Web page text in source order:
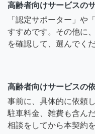
高齢者向けサービスの
「認定サポーター」や
すすめです。その他に
を確認して、選んでくだ
高齢者向けサービスの
事前に、具体的に依頼
駐車料金、雑費も含ん
相談をしてから本契約